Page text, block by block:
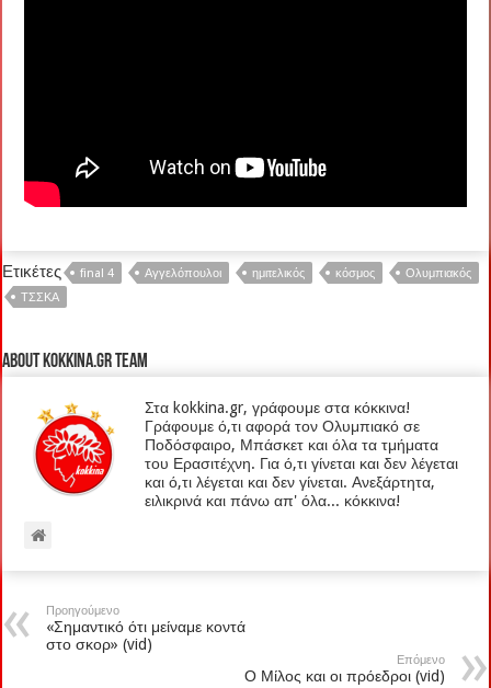
Ετικέτες final 4 Αγγελόπουλοι ημιτελικός κόσμος
Ολυμπιακός
ΤΣΣΚΑ
About kokkina.gr TEAM
Στα kokkina.gr, γράφουμε στα κόκκινα!
Γράφουμε ό,τι αφορά τον Ολυμπιακό σε
Ποδόσφαιρο, Μπάσκετ και όλα τα τμήματα
του Ερασιτέχνη. Για ό,τι γίνεται και δεν λέγεται
και ό,τι λέγεται και δεν γίνεται. Ανεξάρτητα,
ειλικρινά και πάνω απ' όλα... κόκκινα!
Προηγούμενο
«Σημαντικό ότι μείναμε κοντά
στο σκορ» (vid)
Επόμενο
Ο Μίλος και οι πρόεδροι (vid)